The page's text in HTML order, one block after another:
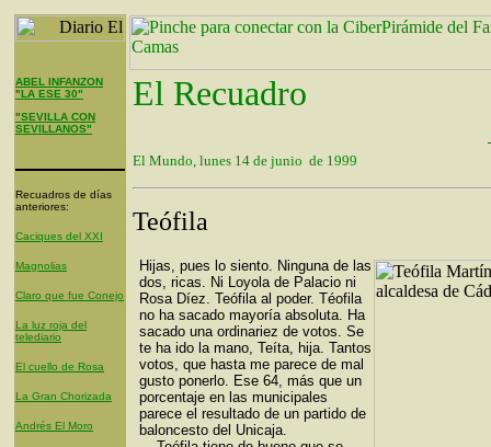
ABEL INFANZON
"LA ESE 30"
"SEVILLA CON
SEVILLANOS"
Recuadros de días
anteriores:
Caciques del XXI
Magnolias
Claro que fue Conejo
La luz roja del
telediario
El cuello de Rosa
La Gran Chorizada
Andrés El Moro
El Recuadro
El Mundo, lunes 14 de junio de 1999
Teófila
Hijas, pues lo siento. Ninguna de las
dos, ricas. Ni Loyola de Palacio ni
Rosa Díez. Teófila al poder. Téofila
no ha sacado mayoría absoluta. Ha
sacado una ordinariez de votos. Se
te ha ido la mano, Teíta, hija. Tantos
votos, que hasta me parece de mal
gusto ponerlo. Ese 64, más que un
porcentaje en las municipales
parece el resultado de un partido de
baloncesto del Unicaja.